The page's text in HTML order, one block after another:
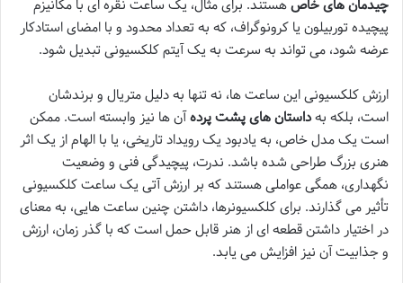
چیدمان های خاصهستند. برای مثال، یک ساعت نقره ای با مکانیزم
پیچیده توربیلون یا کرونوگراف، که به تعداد محدود و با امضای استادکار
عرضه شود، می تواند به سرعت به یک آیتم کلکسیونی تبدیل شود.
ارزش کلکسیونی این ساعت ها، نه تنها به دلیل متریال و برندشان
است، بلکه بهداستان های پشت پردهآن ها نیز وابسته است. ممکن
است یک مدل خاص، به یادبود یک رویداد تاریخی، یا با الهام از یک اثر
هنری بزرگ طراحی شده باشد. ندرت، پیچیدگی فنی و وضعیت
نگهداری، همگی عواملی هستند که بر ارزش آتی یک ساعت کلکسیونی
تأثیر می گذارند. برای کلکسیونرها، داشتن چنین ساعت هایی، به معنای
در اختیار داشتن قطعه ای از هنر قابل حمل است که با گذر زمان، ارزش
و جذابیت آن نیز افزایش می یابد.